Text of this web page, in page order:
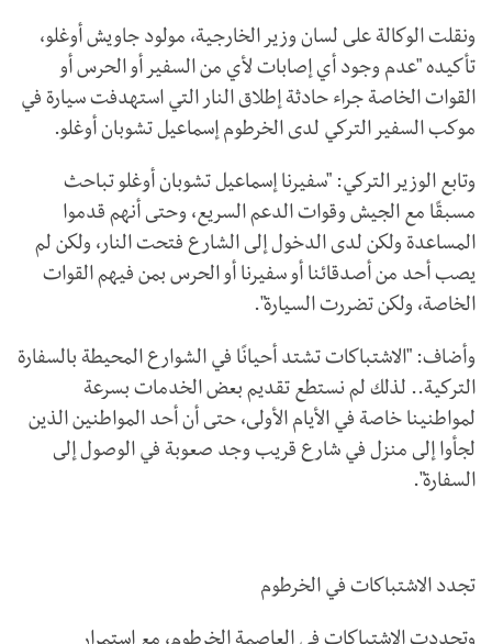
ونقلت الوكالة على لسان وزير الخارجية، مولود جاويش أوغلو،
تأكيده "عدم وجود أي إصابات لأي من السفير أو الحرس أو
القوات الخاصة جراء حادثة إطلاق النار التي استهدفت سيارة في
موكب السفير التركي لدى الخرطوم إسماعيل تشوبان أوغلو.
وتابع الوزير التركي: "سفيرنا إسماعيل تشوبان أوغلو تباحث
مسبقًا مع الجيش وقوات الدعم السريع، وحتى أنهم قدموا
المساعدة ولكن لدى الدخول إلى الشارع فتحت النار، ولكن لم
يصب أحد من أصدقائنا أو سفيرنا أو الحرس بمن فيهم القوات
الخاصة، ولكن تضررت السيارة".
وأضاف: "الاشتباكات تشتد أحيانًا في الشوارع المحيطة بالسفارة
التركية.. لذلك لم نستطع تقديم بعض الخدمات بسرعة
لمواطنينا خاصة في الأيام الأولى، حتى أن أحد المواطنين الذين
لجأوا إلى منزل في شارع قريب وجد صعوبة في الوصول إلى
السفارة".
تجدد الاشتباكات في الخرطوم